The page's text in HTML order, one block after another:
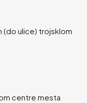
(do ulice) trojsklom
centre mesta